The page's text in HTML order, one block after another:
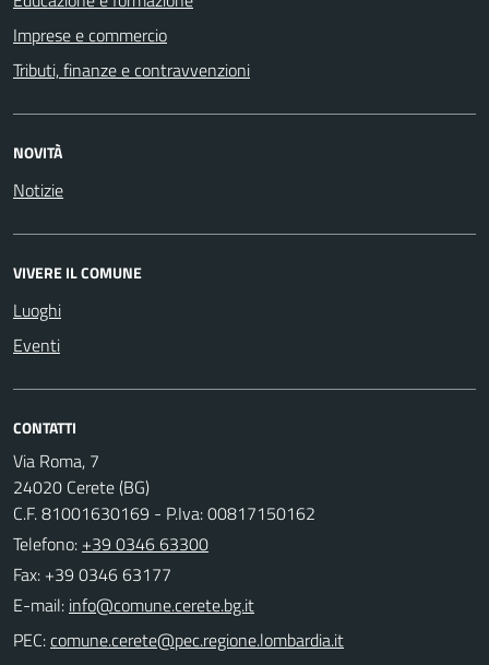
Imprese e commercio
Tributi, finanze e contravvenzioni
NOVITÀ
Notizie
VIVERE IL COMUNE
Luoghi
Eventi
CONTATTI
Via Roma, 7
24020 Cerete (BG)
C.F. 81001630169 - P.Iva: 00817150162
Telefono: +39 0346 63300
Fax: +39 0346 63177
E-mail:
PEC: